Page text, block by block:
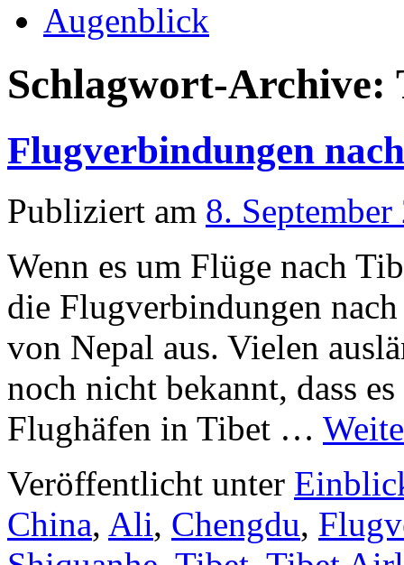
Augenblick
Schlagwort-Archive:
Flugverbindungen
Publiziert am 8. September
Wenn es um Flüge nach
die Flugverbindungen
von Nepal aus. Vielen
noch nicht bekannt, dass
Flughäfen in Tibet …
Veröffentlicht unter
China, Ali, Chengdu,